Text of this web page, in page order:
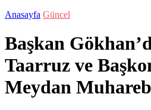
Anasayfa Güncel
Başkan
Taarruz ve
Meydan